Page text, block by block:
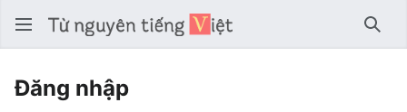
Tìm
Đăng nhập